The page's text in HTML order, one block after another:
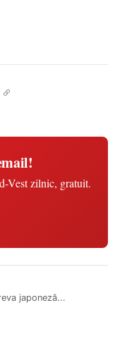
Vest zilnic, gratuit.
japoneză...